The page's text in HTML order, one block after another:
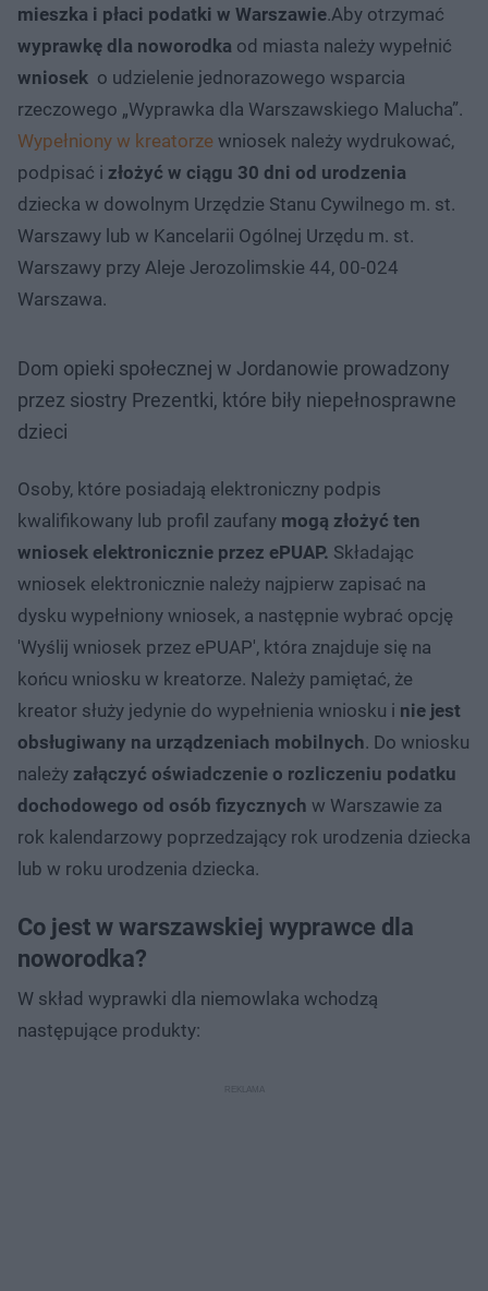
mieszka i płaci podatki w Warszawie.Aby otrzymać
wyprawkę dla noworodka od miasta należy wypełnić
wniosek o udzielenie jednorazowego wsparcia
rzeczowego „Wyprawka dla Warszawskiego Malucha”.
Wypełniony w kreatorze wniosek należy wydrukować,
podpisać i złożyć w ciągu 30 dni od urodzenia
dziecka w dowolnym Urzędzie Stanu Cywilnego m. st.
Warszawy lub w Kancelarii Ogólnej Urzędu m. st.
Warszawy przy Aleje Jerozolimskie 44, 00-024
Warszawa.
Dom opieki społecznej w Jordanowie prowadzony
przez siostry Prezentki, które biły niepełnosprawne
dzieci
Osoby, które posiadają elektroniczny podpis
kwalifikowany lub profil zaufany mogą złożyć ten
wniosek elektronicznie przez ePUAP. Składając
wniosek elektronicznie należy najpierw zapisać na
dysku wypełniony wniosek, a następnie wybrać opcję
'Wyślij wniosek przez ePUAP', która znajduje się na
końcu wniosku w kreatorze. Należy pamiętać, że
kreator służy jedynie do wypełnienia wniosku i nie jest
obsługiwany na urządzeniach mobilnych. Do wniosku
należy załączyć oświadczenie o rozliczeniu podatku
dochodowego od osób fizycznych w Warszawie za
rok kalendarzowy poprzedzający rok urodzenia dziecka
lub w roku urodzenia dziecka.
Co jest w warszawskiej wyprawce dla
noworodka?
W skład wyprawki dla niemowlaka wchodzą
następujące produkty: